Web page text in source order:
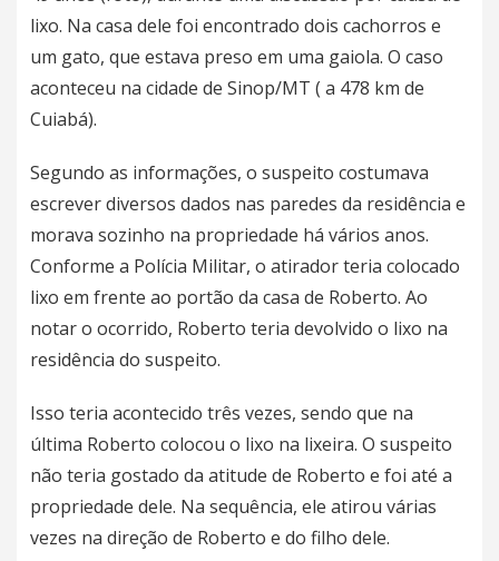
lixo. Na casa dele foi encontrado dois cachorros e
um gato, que estava preso em uma gaiola. O caso
aconteceu na cidade de Sinop/MT ( a 478 km de
Cuiabá).
Segundo as informações, o suspeito costumava
escrever diversos dados nas paredes da residência e
morava sozinho na propriedade há vários anos.
Conforme a Polícia Militar, o atirador teria colocado
lixo em frente ao portão da casa de Roberto. Ao
notar o ocorrido, Roberto teria devolvido o lixo na
residência do suspeito.
Isso teria acontecido três vezes, sendo que na
última Roberto colocou o lixo na lixeira. O suspeito
não teria gostado da atitude de Roberto e foi até a
propriedade dele. Na sequência, ele atirou várias
vezes na direção de Roberto e do filho dele.